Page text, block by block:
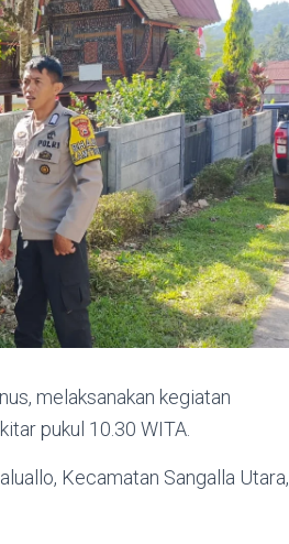
melaksanakan kegiatan
pukul 10.30 WITA.
Kecamatan Sangalla Utara,